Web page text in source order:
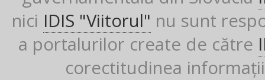
nici IDIS "Viitorul" nu sunt
a portalurilor create de către
corectitudinea